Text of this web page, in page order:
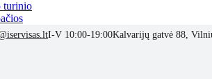
turinio
I-V 10:00-19:00Kalvarijų gatvė 88,